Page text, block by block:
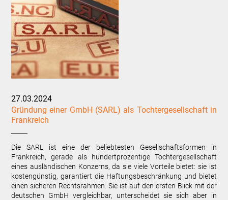
27.03.2024
Gründung einer GmbH (SARL) als Tochtergesellschaft in
Frankreich
Die SARL ist eine der beliebtesten Gesellschaftsformen in
Frankreich, gerade als hundertprozentige Tochtergesellschaft
eines ausländischen Konzerns, da sie viele Vorteile bietet: sie ist
kostengünstig, garantiert die Haftungsbeschränkung und bietet
einen sicheren Rechtsrahmen. Sie ist auf den ersten Blick mit der
deutschen GmbH vergleichbar, unterscheidet sie sich aber in